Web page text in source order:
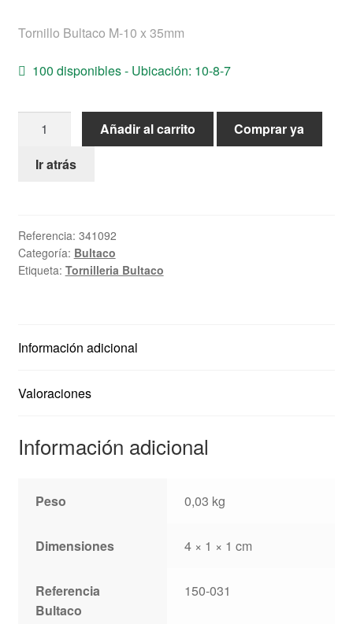
Ofertas
Ayuda
Español
Tornillo Bultaco M-10 x 35mm
100 disponibles - Ubicación: 10-8-7
cantidad
Añadir al carrito
Comprar ya
Ir atrás
Referencia: 341092
Categoría: Bultaco
Etiqueta: Tornilleria Bultaco
Información adicional
Valoraciones
Información adicional
Peso 0,03 kg
Dimensiones 4 × 1 × 1 cm
Referencia
Bultaco
150-031